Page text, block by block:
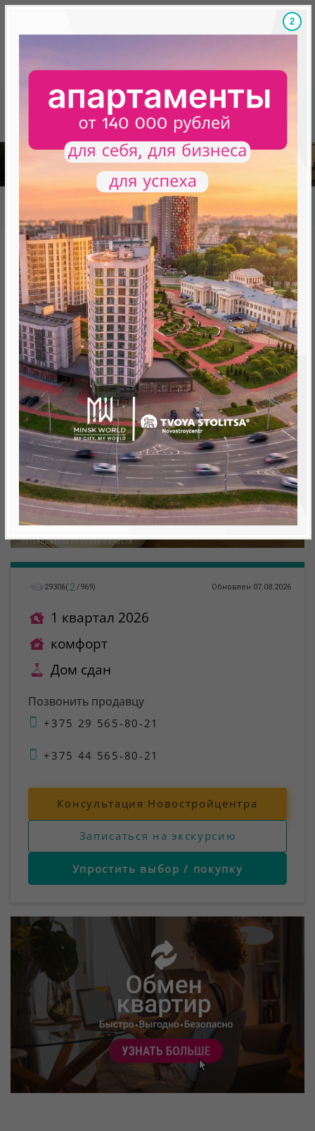
Скидки на новостройки, бонусы Готовые
База новостроек Минска «Минск Мир»
27.11.1 Штадт парк
от 249 515.0 BYN (85 263 USD)
Минск, Октябрьский, ул. Савицкого,9
метро «Ковальская Слобода», 566 м
29306( 2 /969) Обновлен 07.08.2026
1 квартал 2026
комфорт
Дом сдан
Позвонить продавцу
+375 29 565-80-21
+375 44 565-80-21
Консультация Новостройцентра
Записаться на экскурсию
Упростить выбор / покупку
1